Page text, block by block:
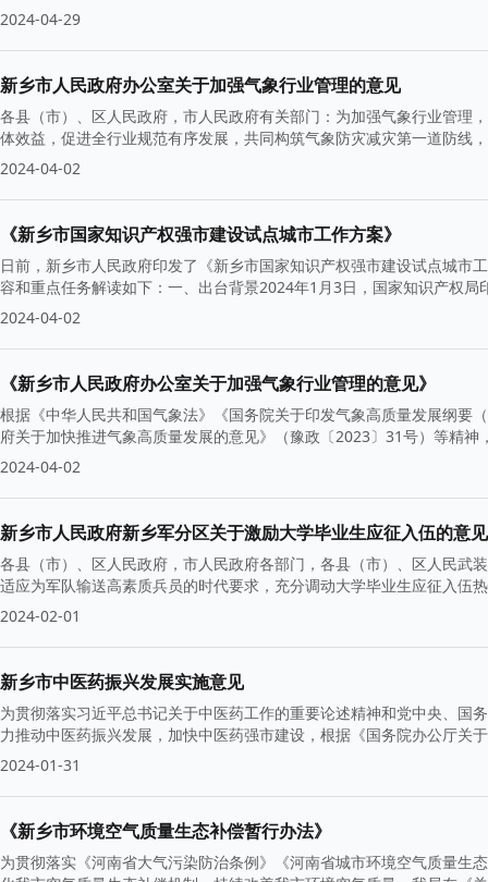
2024-04-29
新乡市人民政府办公室关于加强气象行业管理的意见
各县（市）、区人民政府，市人民政府有关部门：为加强气象行业管理
体效益，促进全行业规范有序发展，共同构筑气象防灾减灾第一道防线
2024-04-02
《新乡市国家知识产权强市建设试点城市工作方案》
日前，新乡市人民政府印发了《新乡市国家知识产权强市建设试点城
容和重点任务解读如下：一、出台背景2024年1月3日，国家知识产权
2024-04-02
《新乡市人民政府办公室关于加强气象行业管理的意见》
根据《中华人民共和国气象法》《国务院关于印发气象高质量发展纲
府关于加快推进气象高质量发展的意见》（豫政〔2023〕31号）等精
2024-04-02
新乡市人民政府新乡军分区关于激励大学毕业生应征入伍的意见
各县（市）、区人民政府，市人民政府各部门，各县（市）、区人民武
适应为军队输送高素质兵员的时代要求，充分调动大学毕业生应征入伍
2024-02-01
新乡市中医药振兴发展实施意见
为贯彻落实习近平总书记关于中医药工作的重要论述精神和党中央、国
力推动中医药振兴发展，加快中医药强市建设，根据《国务院办公厅关
2024-01-31
《新乡市环境空气质量生态补偿暂行办法》
为贯彻落实《河南省大气污染防治条例》《河南省城市环境空气质量